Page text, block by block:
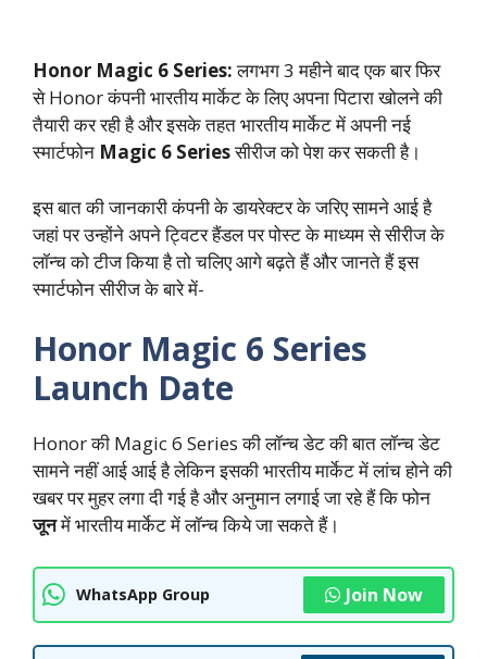
Honor Magic 6 Series:लगभग 3 महीने बाद एक बार फिर
से Honor कंपनी भारतीय मार्केट के लिए अपना पिटारा खोलने की
तैयारी कर रही है और इसके तहत भारतीय मार्केट में अपनी नई
स्मार्टफोन Magic 6 Seriesसीरीज को पेश कर सकती है।
इस बात की जानकारी कंपनी के डायरेक्टर के जरिए सामने आई है
जहां पर उन्होंने अपने ट्विटर हैंडल पर पोस्ट के माध्यम से सीरीज के
लॉन्च को टीज किया है तो चलिए आगे बढ़ते हैं और जानते हैं इस
स्मार्टफोन सीरीज के बारे में-
Honor Magic 6 Series
Launch Date
Honor की Magic 6 Series की लॉन्च डेट की बात लॉन्च डेट
सामने नहीं आई आई है लेकिन इसकी भारतीय मार्केट में लांच होने की
खबर पर मुहर लगा दी गई है और अनुमान लगाई जा रहे हैं कि फोन
जूनमें भारतीय मार्केट में लॉन्च किये जा सकते हैं।
WhatsApp Group Join Now